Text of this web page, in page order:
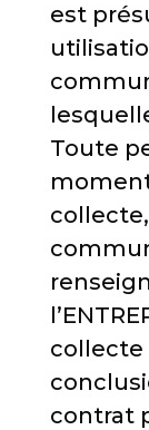
est
Toute
collecte
contrat